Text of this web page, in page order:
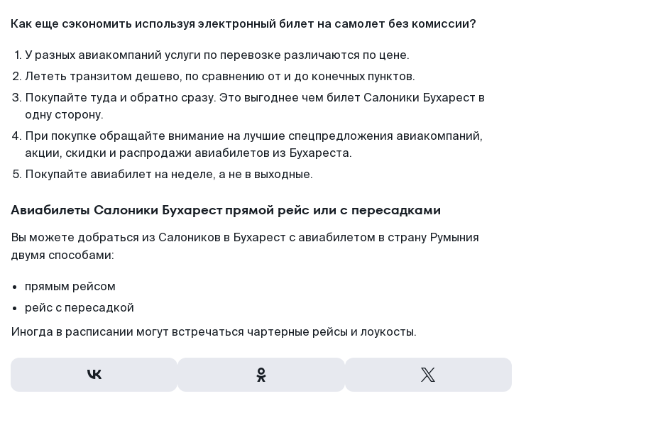
Как еще сэкономить используя электронный билет на самолет без комиссии?
У разных авиакомпаний услуги по перевозке различаются по цене.
Лететь транзитом дешево, по сравнению от и до конечных пунктов.
Покупайте туда и обратно сразу. Это выгоднее чем билет Салоники Бухарест в
одну сторону.
При покупке обращайте внимание на лучшие спецпредложения авиакомпаний,
акции, скидки и распродажи авиабилетов из Бухареста.
Покупайте авиабилет на неделе, а не в выходные.
Авиабилеты Салоники Бухарест прямой рейс или с пересадками
Вы можете добраться из Салоников в Бухарест с авиабилетом в страну Румыния
двумя способами:
прямым рейсом
рейс с пересадкой
Иногда в расписании могут встречаться чартерные рейсы и лоукосты.